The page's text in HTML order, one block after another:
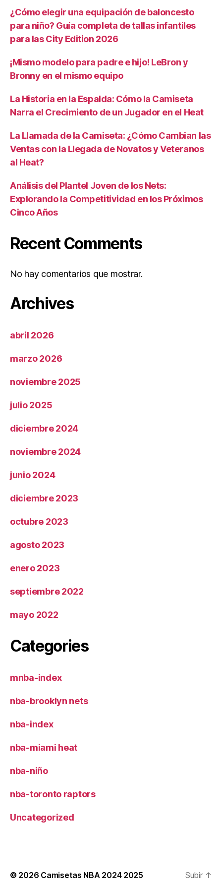
¿Cómo elegir una equipación de baloncesto
para niño? Guía completa de tallas infantiles
para las City Edition 2026
¡Mismo modelo para padre e hijo! LeBron y
Bronny en el mismo equipo
La Historia en la Espalda: Cómo la Camiseta
Narra el Crecimiento de un Jugador en el Heat
La Llamada de la Camiseta: ¿Cómo Cambian las
Ventas con la Llegada de Novatos y Veteranos
al Heat?
Análisis del Plantel Joven de los Nets:
Explorando la Competitividad en los Próximos
Cinco Años
Recent Comments
No hay comentarios que mostrar.
Archives
abril 2026
marzo 2026
noviembre 2025
julio 2025
diciembre 2024
noviembre 2024
junio 2024
diciembre 2023
octubre 2023
agosto 2023
enero 2023
septiembre 2022
mayo 2022
Categories
mnba-index
nba-brooklyn nets
nba-index
nba-miami heat
nba-niño
nba-toronto raptors
Uncategorized
© 2026 Camisetas NBA 2024 2025 Subir ↑